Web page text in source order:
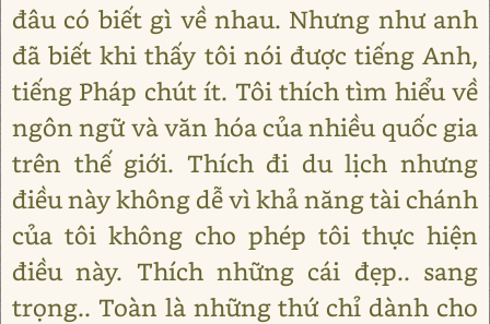
đâu có biết gì về nhau. Nhưng như anh
đã biết khi thấy tôi nói được tiếng Anh,
tiếng Pháp chút ít. Tôi thích tìm hiểu về
ngôn ngữ và văn hóa của nhiều quốc gia
trên thế giới. Thích đi du lịch nhưng
điều này không dễ vì khả năng tài chánh
của tôi không cho phép tôi thực hiện
điều này. Thích những cái đẹp.. sang
trọng.. Toàn là những thứ chỉ dành cho